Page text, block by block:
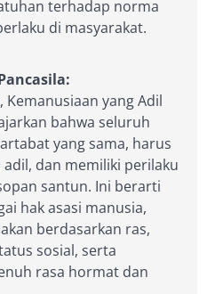
terhadap norma
di masyarakat.
Kemanusiaan yang Adil
bahwa seluruh
yang sama, harus
dan memiliki perilaku
santun. Ini berarti
hak asasi manusia,
berdasarkan ras,
sosial, serta
rasa hormat dan